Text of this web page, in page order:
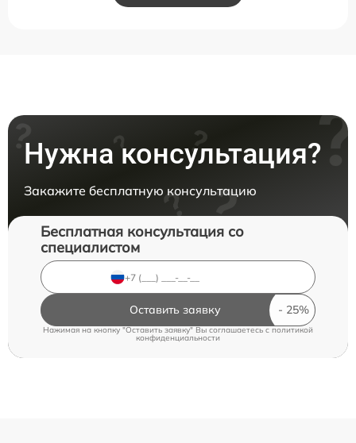
Нужна консультация?
Закажите бесплатную консультацию
Бесплатная консультация со
специалистом
Оставить заявку
Нажимая на кнопку "Оставить заявку" Вы соглашаетесь c политикой
конфиденциальности